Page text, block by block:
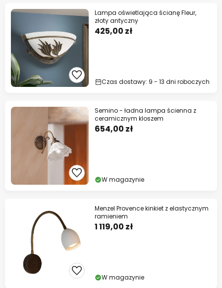
Lampa oświetlająca ścianę Fleur,
złoty antyczny
425,00 zł
Czas dostawy: 9 - 13 dni roboczych
Semino - ładna lampa ścienna z
ceramicznym kloszem
654,00 zł
W magazynie
Menzel Provence kinkiet z elastycznym
ramieniem
1 119,00 zł
W magazynie